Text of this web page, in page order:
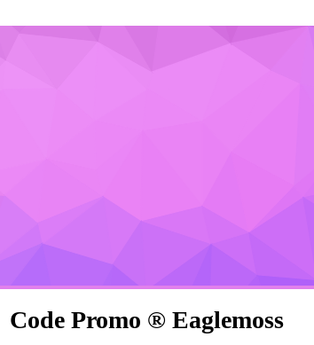
Code Promo ® Eaglemoss